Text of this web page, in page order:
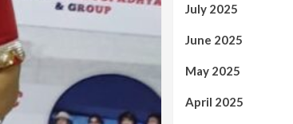
July 2025
June 2025
May 2025
April 2025